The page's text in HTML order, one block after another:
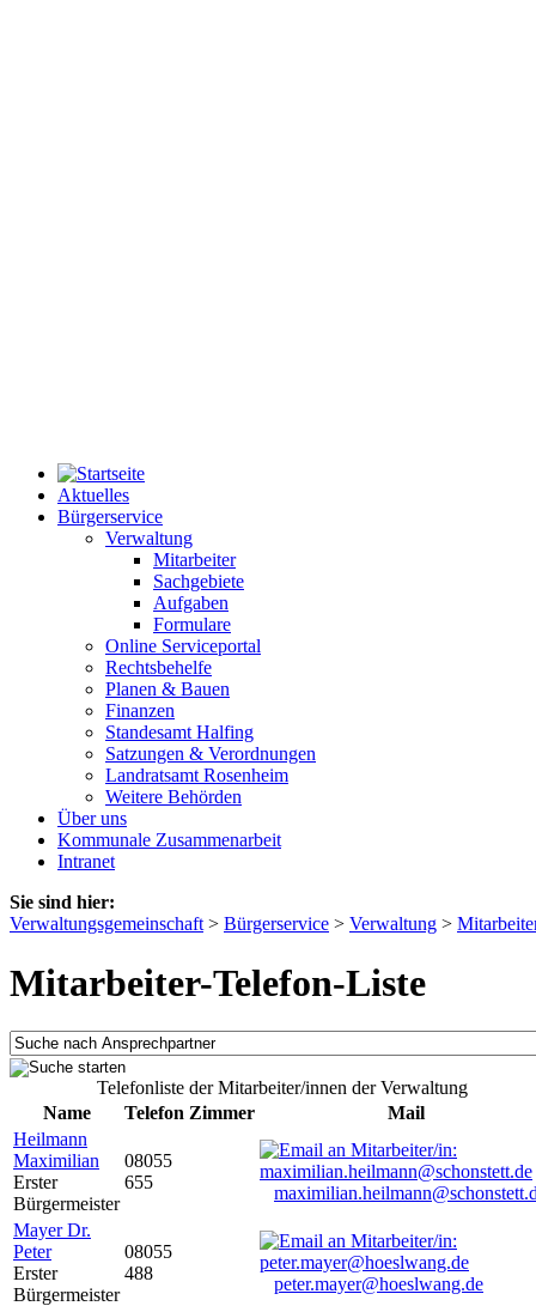
Aktuelles
Bürgerservice
Verwaltung
Mitarbeiter
Sachgebiete
Aufgaben
Formulare
Online Serviceportal
Rechtsbehelfe
Planen & Bauen
Finanzen
Standesamt Halfing
Satzungen & Verordnungen
Landratsamt Rosenheim
Weitere Behörden
Über uns
Kommunale Zusammenarbeit
Intranet
Sie sind hier:
Verwaltungsgemeinschaft > Bürgerservice > Verwaltung >
Mitarbeiter-Telefon-Liste
Telefonliste der Mitarbeiter/innen der Verwaltung
Name
Telefon Zimmer
Mail
Heilmann
Maximilian
Erster
Bürgermeister
08055
655
Mayer Dr.
Peter
Erster
Bürgermeister
08055
488
peter.mayer@hoeslwang.de